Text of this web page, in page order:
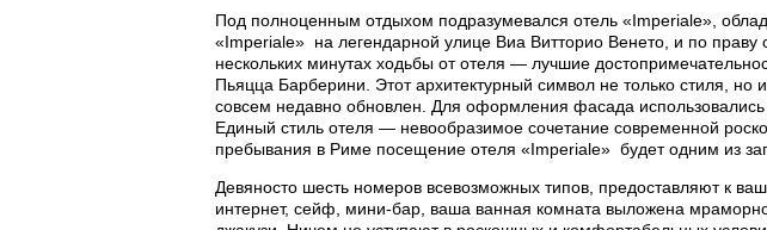
Под полноценным отдыхом подразумевался отель «Imperiale»,
«Imperiale» на легендарной улице Виа Витторио Венето, и по праву
нескольких минутах ходьбы от отеля — лучшие
Пьяцца Барберини. Этот архитектурный символ не только стиля, но
совсем недавно обновлен. Для оформления фасада использовались
Единый стиль отеля — невообразимое сочетание современной
пребывания в Риме посещение отеля «Imperiale» будет одним из
Девяносто шесть номеров всевозможных типов, предоставляют к
интернет, сейф, мини-бар, ваша ванная комната выложена